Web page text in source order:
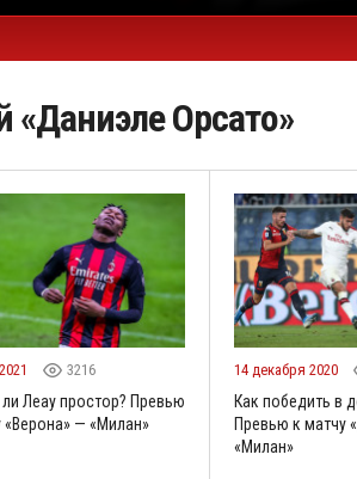
Орсато»
3216
ли Леау простор? Превью
«Верона» — «Милан»
14 декабря 2020
Как победить в
Превью к матчу
«Милан»